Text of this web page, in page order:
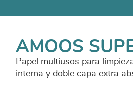
AMOOS
Papel multiusos para
interna y doble capa extra